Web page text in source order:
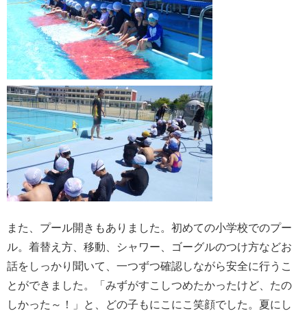
また、プール開きもありました。初めての小学校でのプー
ル。着替え方、移動、シャワー、ゴーグルのつけ方などお
話をしっかり聞いて、一つずつ確認しながら安全に行うこ
とができました。「みずがすこしつめたかったけど、たの
しかった～！」と、どの子もにこにこ笑顔でした。夏にし